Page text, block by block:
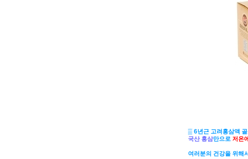
▒ 6년근 고려홍삼액
국산 홍삼만으로 저온
여러분의 건강을 위해